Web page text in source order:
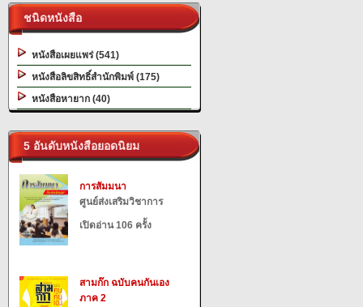
ชนิดหนังสือ
หนังสือเผยแพร่ (541)
หนังสือลิขสิทธิ์สำนักพิมพ์ (175)
หนังสือหายาก (40)
5 อันดับหนังสือยอดนิยม
การสัมมนา
ศูนย์ส่งเสริมวิชาการ
เปิดอ่าน 106 ครั้ง
สามก๊ก ฉบับคนกันเอง
ภาค 2